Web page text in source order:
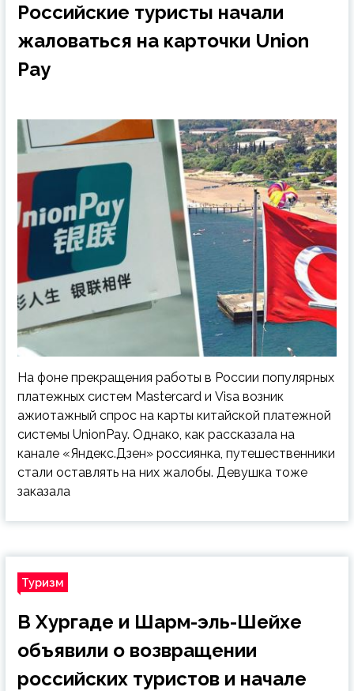
Российские туристы начали
жаловаться на карточки Union
Pay
На фоне прекращения работы в России популярных
платежных систем Mastercard и Visa возник
ажиотажный спрос на карты китайской платежной
системы UnionPay. Однако, как рассказала на
канале «Яндекс.Дзен» россиянка, путешественники
стали оставлять на них жалобы. Девушка тоже
заказала
Туризм
В Хургаде и Шарм-эль-Шейхе
объявили о возвращении
российских туристов и начале